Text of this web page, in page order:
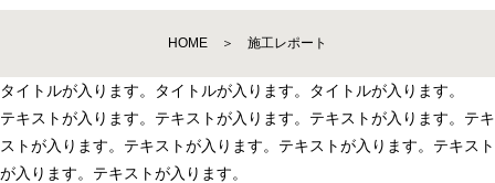
HOME ＞ 施工レポート
タイトルが入ります。タイトルが入ります。タイトルが入ります。
テキストが入ります。テキストが入ります。テキストが入ります。テキ
ストが入ります。テキストが入ります。テキストが入ります。テキスト
が入ります。テキストが入ります。